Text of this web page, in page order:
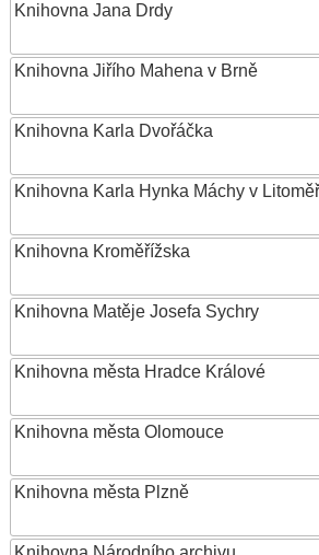
Knihovna Jana Drdy
Knihovna Jiřího Mahena v Brně
Knihovna Karla Dvořáčka
Knihovna Karla Hynka Máchy v
Knihovna Kroměřížska
Knihovna Matěje Josefa Sychry
Knihovna města Hradce Králové
Knihovna města Olomouce
Knihovna města Plzně